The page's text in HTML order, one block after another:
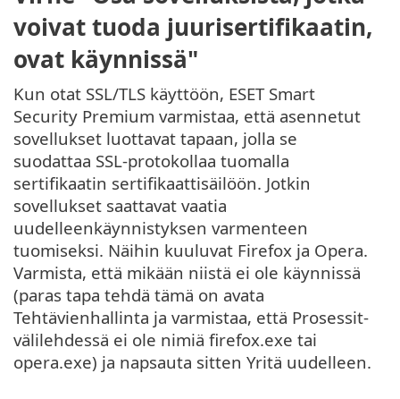
voivat tuoda juurisertifikaatin,
ovat käynnissä"
Kun otat SSL/TLS käyttöön, ESET Smart
Security Premium varmistaa, että asennetut
sovellukset luottavat tapaan, jolla se
suodattaa SSL-protokollaa tuomalla
sertifikaatin sertifikaattisäilöön. Jotkin
sovellukset saattavat vaatia
uudelleenkäynnistyksen varmenteen
tuomiseksi. Näihin kuuluvat Firefox ja Opera.
Varmista, että mikään niistä ei ole käynnissä
(paras tapa tehdä tämä on avata
Tehtävienhallinta ja varmistaa, että Prosessit-
välilehdessä ei ole nimiä firefox.exe tai
opera.exe) ja napsauta sitten Yritä uudelleen.